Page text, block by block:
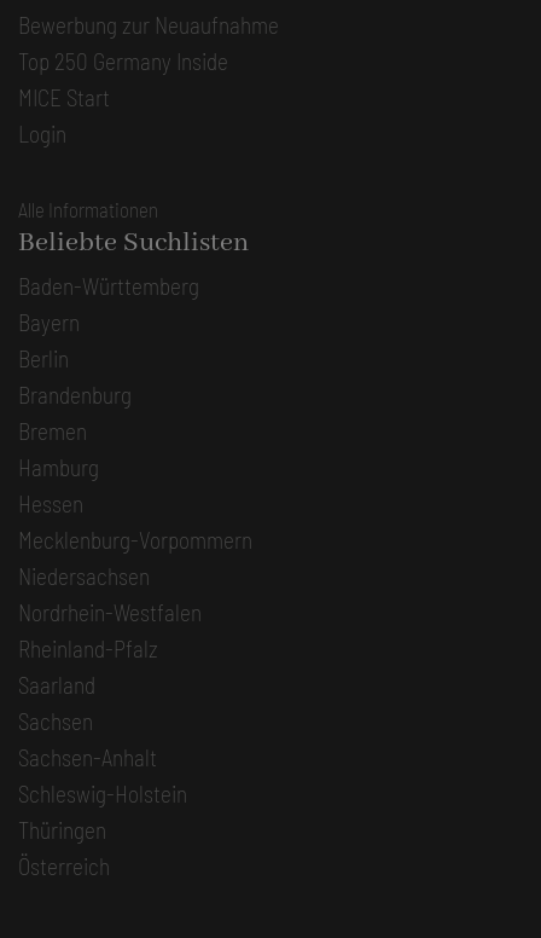
Bewerbung zur Neuaufnahme
Top 250 Germany Inside
MICE Start
Login
Alle Informationen
Beliebte Suchlisten
Baden-Württemberg
Bayern
Berlin
Brandenburg
Bremen
Hamburg
Hessen
Mecklenburg-Vorpommern
Niedersachsen
Nordrhein-Westfalen
Rheinland-Pfalz
Saarland
Sachsen
Sachsen-Anhalt
Schleswig-Holstein
Thüringen
Österreich